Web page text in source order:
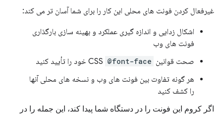
غیرفعال کردن فونت های محلی این کار را برای شما آسان تر می کند:
اشکال زدایی و اندازه گیری عملکرد و بهینه سازی بارگذاری
فونت های وب
صحت قوانین CSS @font-face
خود را تأیید کنید
هر گونه تفاوت بین فونت های وب و نسخه های محلی آنها
را کشف کنید
اگر کروم این فونت را در دستگاه شما پیدا کند، این جمله را در